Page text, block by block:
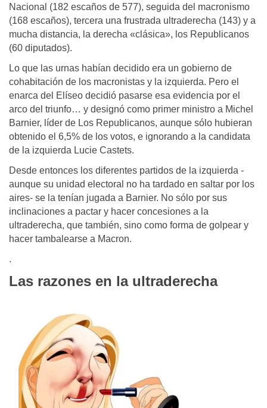
Nacional (182 escaños de 577), seguida del macronismo
(168 escaños), tercera una frustrada ultraderecha (143) y a
mucha distancia, la derecha «clásica», los Republicanos
(60 diputados).
Lo que las urnas habían decidido era un gobierno de
cohabitación de los macronistas y la izquierda. Pero el
enarca del Elíseo decidió pasarse esa evidencia por el
arco del triunfo… y designó como primer ministro a Michel
Barnier, líder de Los Republicanos, aunque sólo hubieran
obtenido el 6,5% de los votos, e ignorando a la candidata
de la izquierda Lucie Castets.
Desde entonces los diferentes partidos de la izquierda -
aunque su unidad electoral no ha tardado en saltar por los
aires- se la tenían jugada a Barnier. No sólo por sus
inclinaciones a pactar y hacer concesiones a la
ultraderecha, que también, sino como forma de golpear y
hacer tambalearse a Macron.
.
Las razones en la ultraderecha